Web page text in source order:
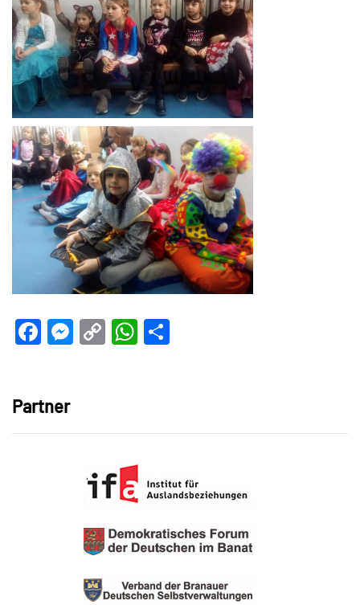
Facebook
Messenger
CopyWhatsApp
Partner